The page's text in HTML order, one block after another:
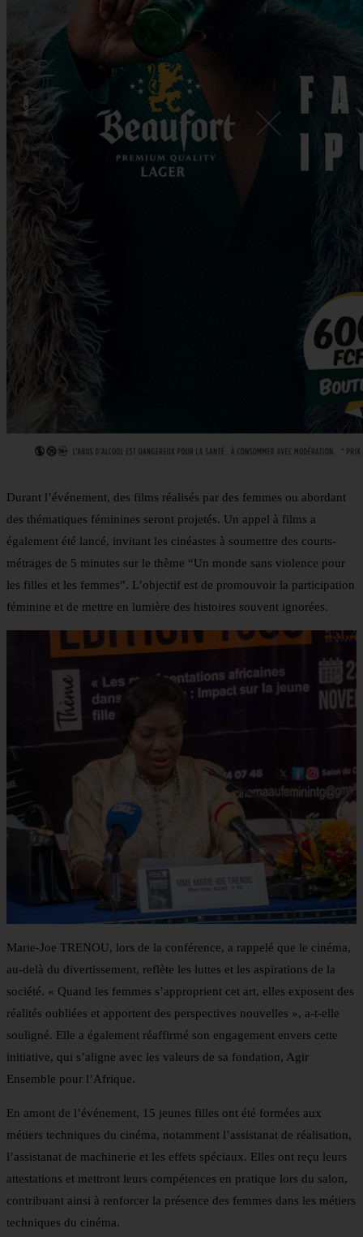
Durant l’événement, des films réalisés par des femmes ou abordant
des thématiques féminines seront projetés. Un appel à films a
également été lancé, invitant les cinéastes à soumettre des courts-
métrages de 5 minutes sur le thème “Un monde sans violence pour
les filles et les femmes”. L’objectif est de promouvoir la participation
féminine et de mettre en lumière des histoires souvent ignorées.
Marie-Joe TRENOU, lors de la conférence, a rappelé que le cinéma,
au-delà du divertissement, reflète les luttes et les aspirations de la
société. « Quand les femmes s’approprient cet art, elles exposent des
réalités oubliées et apportent des perspectives nouvelles », a-t-elle
souligné. Elle a également réaffirmé son engagement envers cette
initiative, qui s’aligne avec les valeurs de sa fondation, Agir
Ensemble pour l’Afrique.
En amont de l’événement, 15 jeunes filles ont été formées aux
métiers techniques du cinéma, notamment l’assistanat de réalisation,
l’assistanat de machinerie et les effets spéciaux. Elles ont reçu leurs
attestations et mettront leurs compétences en pratique lors du salon,
contribuant ainsi à renforcer la présence des femmes dans les métiers
techniques du cinéma.